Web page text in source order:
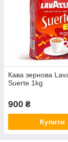
Кава зернова
Suerte 1kg
900 ₴
Купити